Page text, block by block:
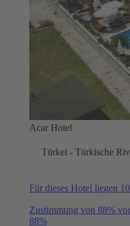
Acar Hotel
Türkei - Türkische
Für dieses Hotel liegen
Zustimmung von 88% vor
88%